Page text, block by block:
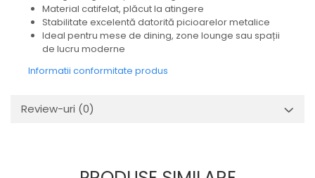
Material catifelat, plăcut la atingere
Stabilitate excelentă datorită picioarelor metalice
Ideal pentru mese de dining, zone lounge sau spații
de lucru moderne
Informatii conformitate produs
Review-uri (0)